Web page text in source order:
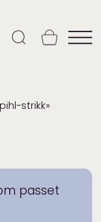
strikk»
passet